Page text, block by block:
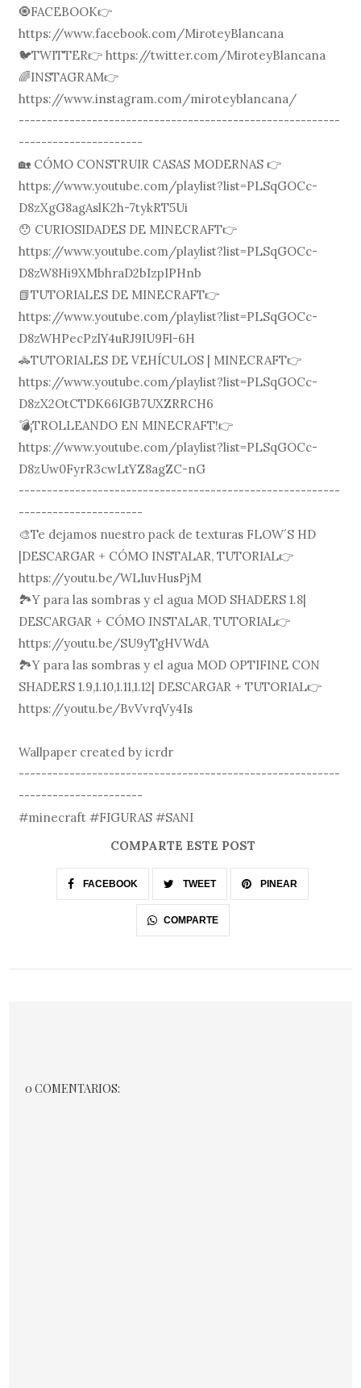
🧿FACEBOOK👉
https://www.facebook.com/MiroteyBlancana
🐦TWITTER👉 https://twitter.com/MiroteyBlancana
🌈INSTAGRAM👉
https://www.instagram.com/miroteyblancana/
---------------------------------------------------------
----------------------
🏡 CÓMO CONSTRUIR CASAS MODERNAS 👉
https://www.youtube.com/playlist?list=PLSqGOCc-
D8zXgG8agAslK2h-7tykRT5Ui
😯 CURIOSIDADES DE MINECRAFT👉
https://www.youtube.com/playlist?list=PLSqGOCc-
D8zW8Hi9XMbhraD2bIzpIPHnb
📗TUTORIALES DE MINECRAFT👉
https://www.youtube.com/playlist?list=PLSqGOCc-
D8zWHPecPzlY4uRJ9IU9Fl-6H
🚓TUTORIALES DE VEHÍCULOS | MINECRAFT👉
https://www.youtube.com/playlist?list=PLSqGOCc-
D8zX2OtCTDK66IGB7UXZRRCH6
💣¡TROLLEANDO EN MINECRAFT!👉
https://www.youtube.com/playlist?list=PLSqGOCc-
D8zUw0FyrR3cwLtYZ8agZC-nG
---------------------------------------------------------
----------------------
🎨Te dejamos nuestro pack de texturas FLOW´S HD
|DESCARGAR + CÓMO INSTALAR, TUTORIAL👉
https://youtu.be/WLIuvHusPjM
🏞Y para las sombras y el agua MOD SHADERS 1.8|
DESCARGAR + CÓMO INSTALAR, TUTORIAL👉
https://youtu.be/SU9yTgHVWdA
🏞Y para las sombras y el agua MOD OPTIFINE CON
SHADERS 1.9,1.10,1.11,1.12| DESCARGAR + TUTORIAL👉
https://youtu.be/BvVvrqVy4Is
Wallpaper created by icrdr
---------------------------------------------------------
----------------------
#minecraft #FIGURAS #SANI
COMPARTE ESTE POST
FACEBOOK TWEET PINEAR
COMPARTE
0 COMENTARIOS: